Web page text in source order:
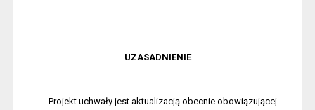
UZASADNIENIE
Projekt uchwały jest aktualizacją obecnie obowiązującej